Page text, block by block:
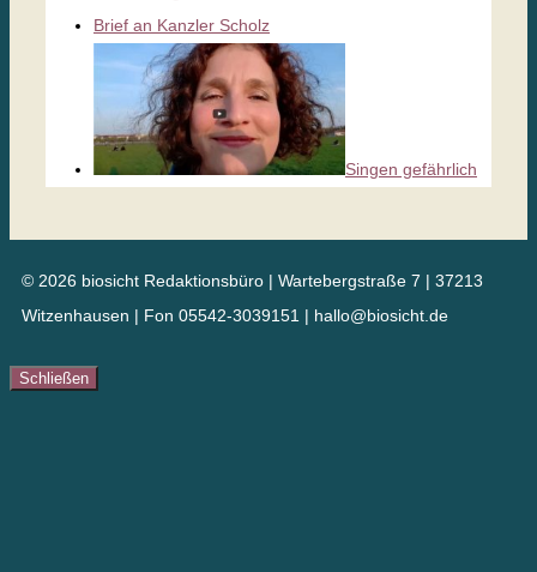
Brief an Kanzler Scholz
Singen gefährlich
© 2026 biosicht Redaktionsbüro | Wartebergstraße 7 | 37213
Witzenhausen | Fon 05542-3039151 | hallo@biosicht.de
Schließen